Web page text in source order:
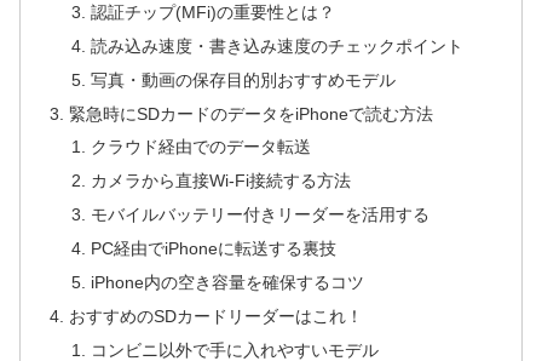
認証チップ(MFi)の重要性とは？
読み込み速度・書き込み速度のチェックポイント
写真・動画の保存目的別おすすめモデル
緊急時にSDカードのデータをiPhoneで読む方法
クラウド経由でのデータ転送
カメラから直接Wi-Fi接続する方法
モバイルバッテリー付きリーダーを活用する
PC経由でiPhoneに転送する裏技
iPhone内の空き容量を確保するコツ
おすすめのSDカードリーダーはこれ！
コンビニ以外で手に入れやすいモデル